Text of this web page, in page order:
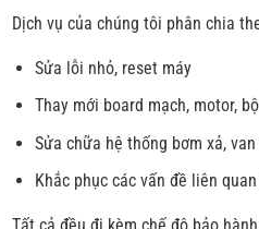
Dịch vụ của chúng tôi phân chia
Sửa lỗi nhỏ, reset máy
Thay mới board mạch, motor,
Sửa chữa hệ thống bơm xả,
Khắc phục các vấn đề liên